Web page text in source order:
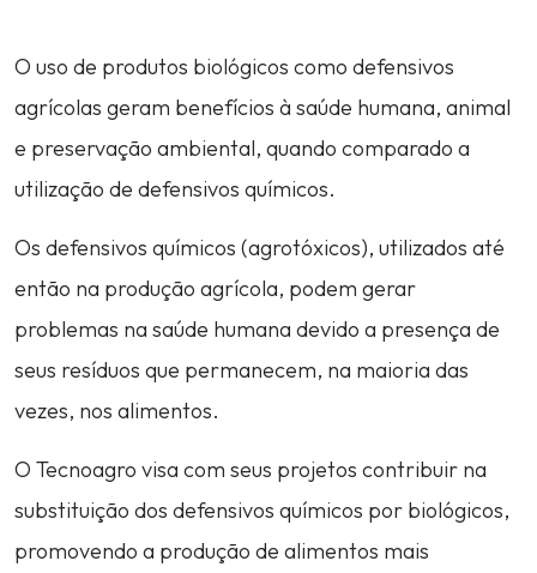
O uso de produtos biológicos como defensivos
agrícolas geram benefícios à saúde humana, animal
e preservação ambiental, quando comparado a
utilização de defensivos químicos.
Os defensivos químicos (agrotóxicos), utilizados até
então na produção agrícola, podem gerar
problemas na saúde humana devido a presença de
seus resíduos que permanecem, na maioria das
vezes, nos alimentos.
O Tecnoagro visa com seus projetos contribuir na
substituição dos defensivos químicos por biológicos,
promovendo a produção de alimentos mais